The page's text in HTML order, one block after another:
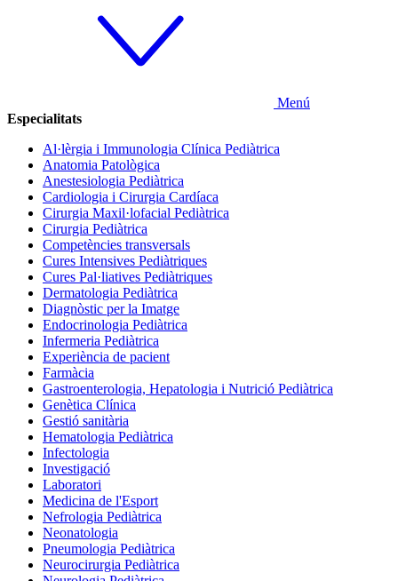
Menú
Especialitats
Al·lèrgia i Immunologia Clínica Pediàtrica
Anatomia Patològica
Anestesiologia Pediàtrica
Cardiologia i Cirurgia Cardíaca
Cirurgia Maxil·lofacial Pediàtrica
Cirurgia Pediàtrica
Competències transversals
Cures Intensives Pediàtriques
Cures Pal·liatives Pediàtriques
Dermatologia Pediàtrica
Diagnòstic per la Imatge
Endocrinologia Pediàtrica
Infermeria Pediàtrica
Experiència de pacient
Farmàcia
Gastroenterologia, Hepatologia i Nutrició Pediàtrica
Genètica Clínica
Gestió sanitària
Hematologia Pediàtrica
Infectologia
Investigació
Laboratori
Medicina de l'Esport
Nefrologia Pediàtrica
Neonatologia
Pneumologia Pediàtrica
Neurocirurgia Pediàtrica